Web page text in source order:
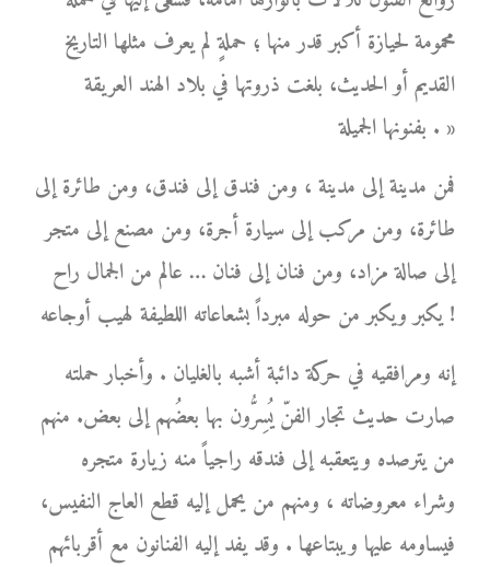
محمومة لحيازة أكبر قدر منها ؛ حملةٍ لم يعرف مثلها التاريخ
القديم أو الحديث، بلغت ذروتها في بلاد الهند العريقة
بفنونها الجميلة . »
فمن مدينة إلى مدينة ، ومن فندق إلى فندق، ومن طائرة إلى
طائرة، ومن مركب إلى سيارة أجرة، ومن مصنع إلى متجر
إلى صالة مزاد، ومن فنان إلى فنان … عالم من الجمال راح
يكبر ويكبر من حوله مبرداً بشعاعاته اللطيفة لهيب أوجاعه !
إنه ومرافقيه في حركة دائبة أشبه بالغليان . وأخبار حملته
صارت حديث تجار الفنّ يُسِرُّون بها بعضُهم إلى بعض. منهم
من يترصده ويتعقبه إلى فندقه راجياً منه زيارة متجره
وشراء معروضاته ، ومنهم من يحمل إليه قطع العاج النفيس،
فيساومه عليها ويبتاعها . وقد يفد إليه الفنانون مع أقربائهم